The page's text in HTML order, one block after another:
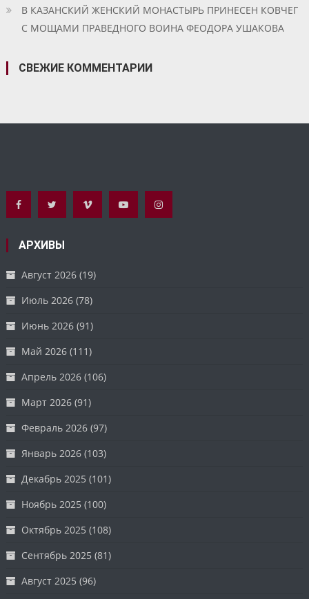
В КАЗАНСКИЙ ЖЕНСКИЙ МОНАСТЫРЬ ПРИНЕСЕН КОВЧЕГ
С МОЩАМИ ПРАВЕДНОГО ВОИНА ФЕОДОРА УШАКОВА
СВЕЖИЕ КОММЕНТАРИИ
АРХИВЫ
Август 2026 (19)
Июль 2026 (78)
Июнь 2026 (91)
Май 2026 (111)
Апрель 2026 (106)
Март 2026 (91)
Февраль 2026 (97)
Январь 2026 (103)
Декабрь 2025 (101)
Ноябрь 2025 (100)
Октябрь 2025 (108)
Сентябрь 2025 (81)
Август 2025 (96)